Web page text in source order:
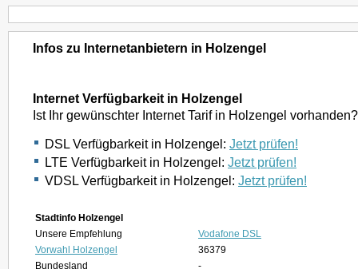
Infos zu Internetanbietern in Holzengel
Internet Verfügbarkeit in Holzengel
Ist Ihr gewünschter Internet Tarif in Holzengel vorhanden?
DSL Verfügbarkeit in Holzengel: Jetzt prüfen!
LTE Verfügbarkeit in Holzengel: Jetzt prüfen!
VDSL Verfügbarkeit in Holzengel: Jetzt prüfen!
Stadtinfo Holzengel
Unsere Empfehlung
Vodafone DSL
Vorwahl Holzengel
36379
Bundesland
-